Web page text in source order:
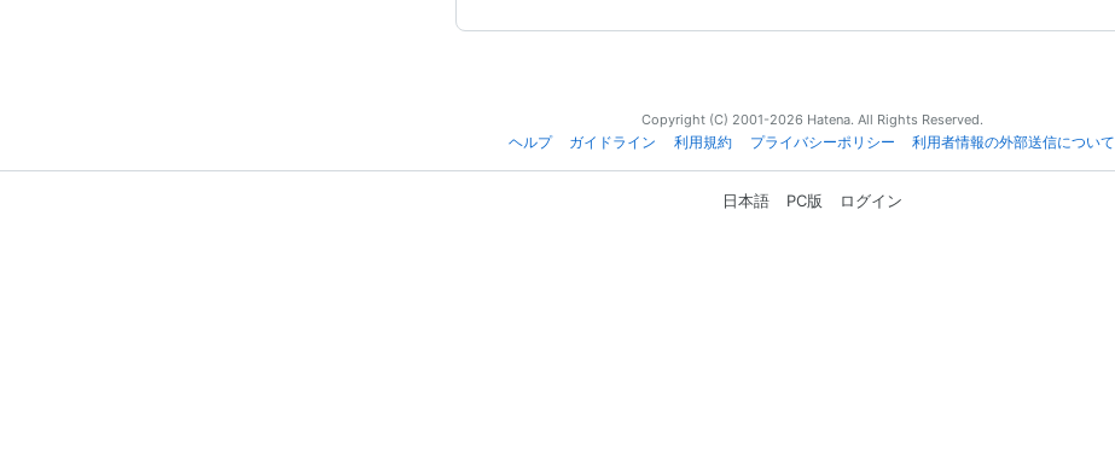
Copyright (C) 2001-2026 Hatena. All Rights Reserved.
ヘルプ
ガイドライン 利用規約 プライバシーポリシー 利用者情報の外部送信について
日本語 PC版 ログイン